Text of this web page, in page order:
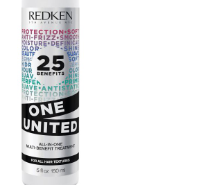
One United Styling 30ml
79 kr 63,20 kr
LÄGG I VARUKORGEN